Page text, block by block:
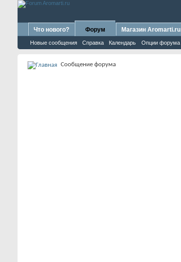
Что нового? Форум
Новые сообщения Справка Календарь Опции форума
Магазин Aromarti.ru
Сообщение форума